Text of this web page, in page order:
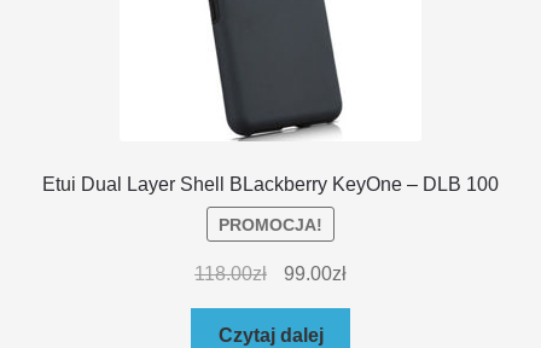
Etui Dual Layer Shell BLackberry KeyOne – DLB 100
PROMOCJA!
118.00zł 99.00zł
Czytaj dalej